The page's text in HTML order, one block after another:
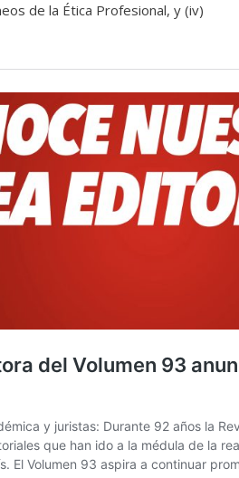
de la Ética Profesional, y (iv)